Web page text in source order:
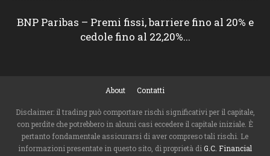
BNP Paribas – Premi fissi, barriere fino al 20% e
cedole fino al 22,20%...
About Contatti
Disclaimer: il trading può comportare rischi significativi per il capitale,
con perdite che potrebbero in alcuni casi eccedere il capitale iniziale. È
pertanto fondamentale assicurarsi di aver compreso tali rischi. Le
informazioni presentate in questo sito, di proprietà di G.C. Financial